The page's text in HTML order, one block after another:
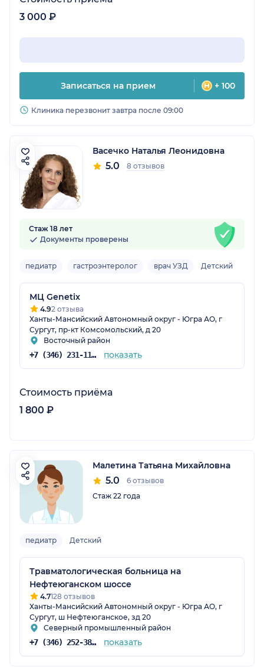
3 000 ₽
Записаться на прием + 100
Клиника перезвонит завтра после 09:00
Васечко Наталья Леонидовна
5.0 8 отзывов
Стаж 18 лет
Документы проверены
педиатр гастроэнтеролог врач УЗД Детский
МЦ Genetix
4.92 отзыва
Ханты-Мансийский Автономный округ - Югра АО, г
Сургут, пр-кт Комсомольский, д 20
Восточный район
+7 (346) 231-11-31 показать
Стоимость приёма
1 800 ₽
Малетина Татьяна Михайловна
5.0
6 отзывов
Стаж 22 года
педиатр Детский
Травматологическая больница на
Нефтеюганском шоссе
4.7128 отзывов
Ханты-Мансийский Автономный округ - Югра АО, г
Сургут, ш Нефтеюганское, зд 20
Северный промышленный район
+7 (346) 252-38-46 показать